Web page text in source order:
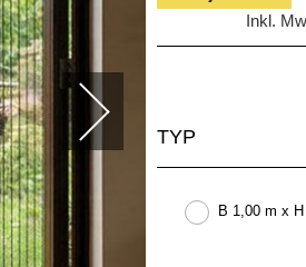
Inkl.
TYP
B 1,00 m x